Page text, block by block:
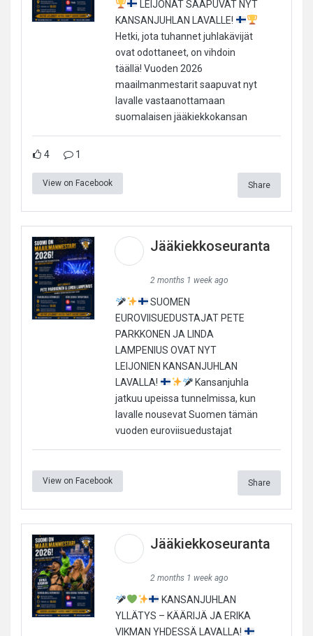
LEIJONAT SAAPUVAT NYT
KANSANJUHLAN LAVALLE!
Hetki, jota tuhannet juhlakävijät
ovat odottaneet, on vihdoin
täällä! Vuoden 2026
maailmanmestarit saapuvat nyt
lavalle vastaanottamaan
suomalaisen jääkiekkokansan
4 1
View on Facebook Share
Jääkiekkoseuranta
2 months 1 week ago
SUOMEN
EUROVIISUEDUSTAJAT PETE
PARKKONEN JA LINDA
LAMPENIUS OVAT NYT
LEIJONIEN KANSANJUHLAN
LAVALLA!
Kansanjuhla
jatkuu upeissa tunnelmissa, kun
lavalle nousevat Suomen tämän
vuoden euroviisuedustajat
View on Facebook Share
Jääkiekkoseuranta
2 months 1 week ago
KANSANJUHLAN
YLLÄTYS – KÄÄRIJÄ JA ERIKA
VIKMAN YHDESSÄ LAVALLA!